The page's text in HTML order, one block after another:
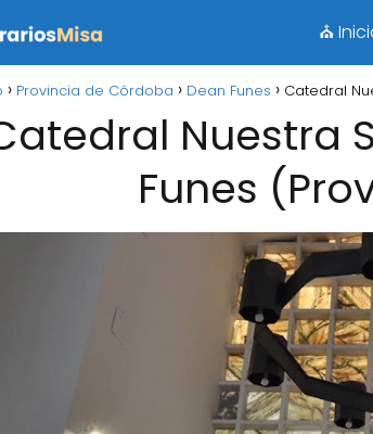
⛪
Provincia de Córdoba Dean Funes Catedral
Nuestra
Funes